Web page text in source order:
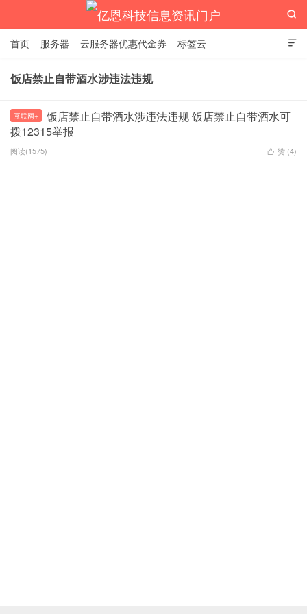
亿恩科技信息资讯门户

首页 服务器 云服务器优惠代金券 标签云

饭店禁止自带酒水涉违法违规
互联网+
饭店禁止自带酒水涉违法违规 饭店禁止自带酒水可
拨12315举报
阅读(1575)  赞 (4)